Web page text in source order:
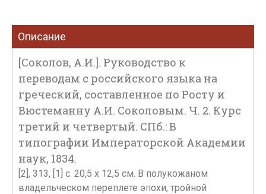
Описание
[Соколов, А.И.]. Руководство к
переводам с российского языка на
греческий, составленное по Росту и
Вюстеманну А.И. Соколовым. Ч. 2. Курс
третий и четвертый. СПб.: В
типографии Императорской Академии
наук, 1834.
[2], 313, [1] с. 20,5 х 12,5 см. В полукожаном
владельческом переплете эпохи, тройной